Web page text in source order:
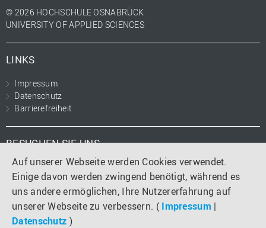
Auf unserer Webseite werden Cookies verwendet.
Einige davon werden zwingend benötigt, während es
uns andere ermöglichen, Ihre Nutzererfahrung auf
unserer Webseite zu verbessern. ( Impressum |
Datenschutz )
© 2026 HOCHSCHULE OSNABRÜCK
UNIVERSITY OF APPLIED SCIENCES
LINKS
Impressum
Datenschutz
Barrierefreiheit
BESUCHEN SIE UNS
Instagram
LinkedIn